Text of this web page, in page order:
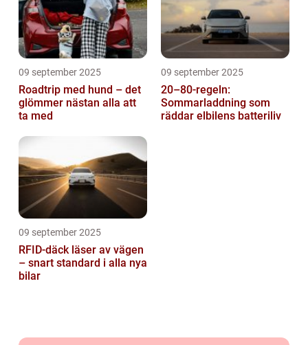
09 september 2025
Roadtrip med hund – det
glömmer nästan alla att
ta med
09 september 2025
20–80-regeln:
Sommarladdning som
räddar elbilens batteriliv
09 september 2025
RFID-däck läser av vägen
– snart standard i alla nya
bilar